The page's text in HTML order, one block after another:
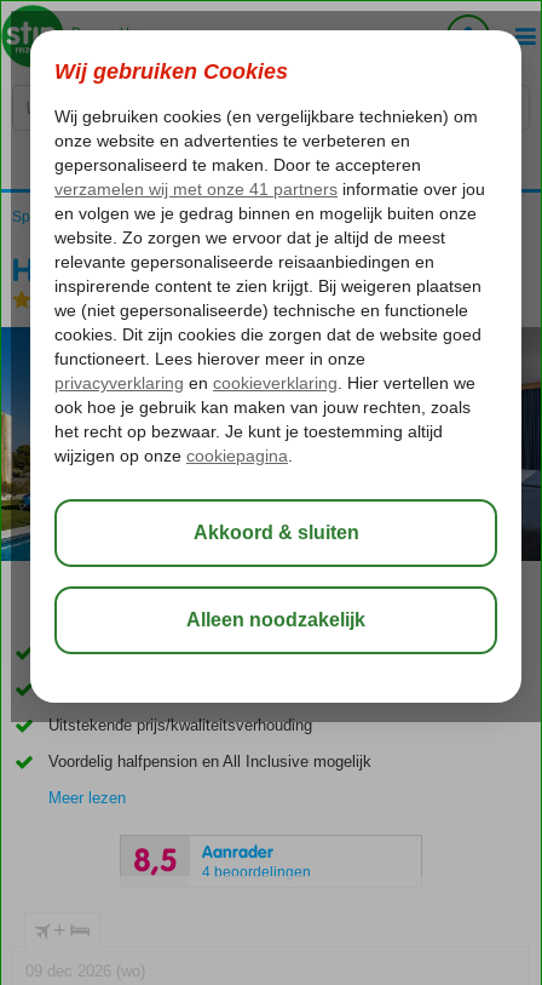
Voelt als thuiskomen...
Spanje Costa Blanca Benidorm Hotel Poseidon Playa
Hotel Poseidon Playa
Logies Hotel
Vrijwel direct aan het strand
Uitstekende prijs/kwaliteitsverhouding
Voordelig halfpension en All Inclusive mogelijk
Meer lezen
8,5 Aanrader
4 beoordelingen
+
09 dec 2026 (wo)